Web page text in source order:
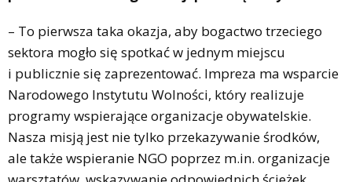
– To pierwsza taka okazja, aby bogactwo trzeciego
sektora mogło się spotkać w jednym miejscu
i publicznie się zaprezentować. Impreza ma wsparcie
Narodowego Instytutu Wolności, który realizuje
programy wspierające organizacje obywatelskie.
Nasza misją jest nie tylko przekazywanie środków,
ale także wspieranie NGO poprzez m.in. organizacje